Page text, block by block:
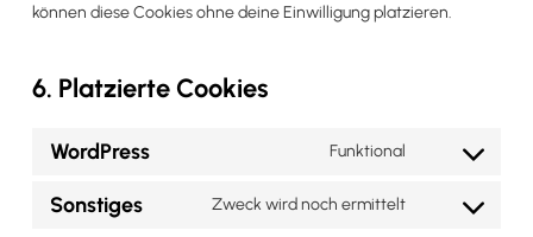
können diese Cookies ohne deine Einwilligung platzieren.
6. Platzierte Cookies
WordPress
Funktional
Consent
Sonstiges
Zweck wird noch ermittelt
Consent